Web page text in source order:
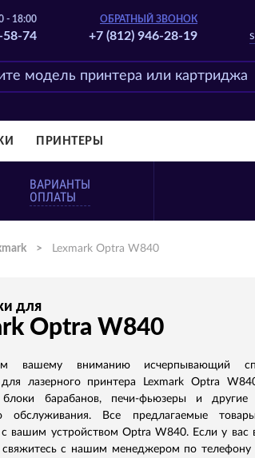
- 18:00
58-74
ОБРАТНЫЙ ЗВОНОК
+7 (812) 946-28-19
ПРИНТЕРЫ
ВАРИАНТЫ
ОПЛАТЫ
> Lexmark Optra W840
для
Optra W840
вашему вниманию исчерпывающий
лазерного принтера Lexmark Optra
блоки барабанов, печи-фьюзеры и
обслуживания. Все предлагаемые
вашим устройством Optra W840. Если у вас
свяжитесь с нашим менеджером по